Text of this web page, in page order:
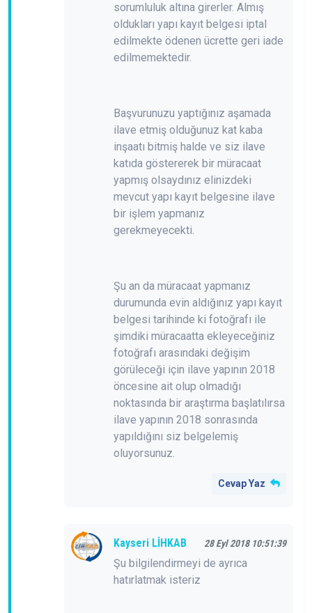
sorumluluk altına girerler. Almış
oldukları yapı kayıt belgesi iptal
edilmekte ödenen ücrette geri iade
edilmemektedir.
Başvurunuzu yaptığınız aşamada
ilave etmiş olduğunuz kat kaba
inşaatı bitmiş halde ve siz ilave
katıda göstererek bir müracaat
yapmış olsaydınız elinizdeki
mevcut yapı kayıt belgesine ilave
bir işlem yapmanız
gerekmeyecekti.
Şu an da müracaat yapmanız
durumunda evin aldığınız yapı kayıt
belgesi tarihinde ki fotoğrafı ile
şimdiki müracaatta ekleyeceğiniz
fotoğrafı arasındaki değişim
görüleceği için ilave yapının 2018
öncesine ait olup olmadığı
noktasında bir araştırma başlatılırsa
ilave yapının 2018 sonrasında
yapıldığını siz belgelemiş
oluyorsunuz.
Cevap Yaz
Kayseri LİHKAB 28 Eyl 2018 10:51:39
Şu bilgilendirmeyi de ayrıca
hatırlatmak isteriz